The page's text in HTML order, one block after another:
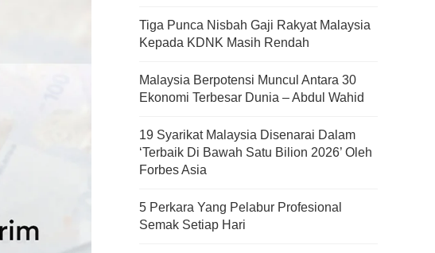
Tiga Punca Nisbah Gaji Rakyat Malaysia
Kepada KDNK Masih Rendah
Malaysia Berpotensi Muncul Antara 30
Ekonomi Terbesar Dunia – Abdul Wahid
19 Syarikat Malaysia Disenarai Dalam
‘Terbaik Di Bawah Satu Bilion 2026’ Oleh
Forbes Asia
5 Perkara Yang Pelabur Profesional
Semak Setiap Hari